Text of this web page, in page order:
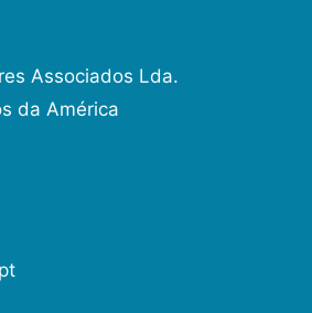
Associados Lda.
da América